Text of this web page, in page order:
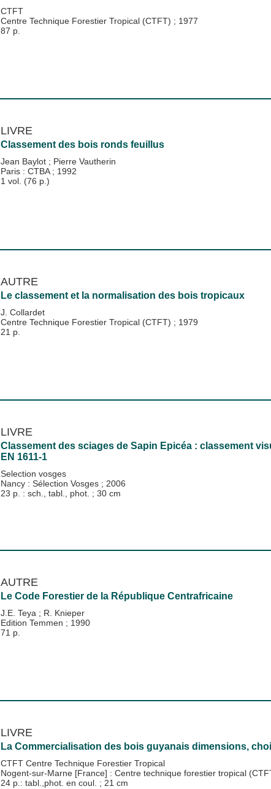
CTFT
Centre Technique Forestier Tropical (CTFT) ; 1977
87 p.
LIVRE
Classement des bois ronds feuillus
Jean Baylot ; Pierre Vautherin
Paris : CTBA; 1992
1 vol. (76 p.)
AUTRE
Le classement et la normalisation des bois tropicaux
J. Collardet
Centre Technique Forestier Tropical (CTFT) ; 1979
21 p.
LIVRE
Classement des sciages de Sapin Epicéa : classement
EN 1611-1
Selection vosges
Nancy : Sélection Vosges ; 2006
23 p. : sch., tabl., phot. ; 30 cm
AUTRE
Le Code Forestier de la République Centrafricaine
J.E. Teya ; R. Knieper
Edition Temmen ; 1990
71 p.
LIVRE
La Commercialisation des bois guyanais dimensions,
CTFT Centre Technique Forestier Tropical
Nogent-sur-Marne [France] : Centre technique forestier tropical
24 p.: tabl.,phot. en coul. ; 21 cm